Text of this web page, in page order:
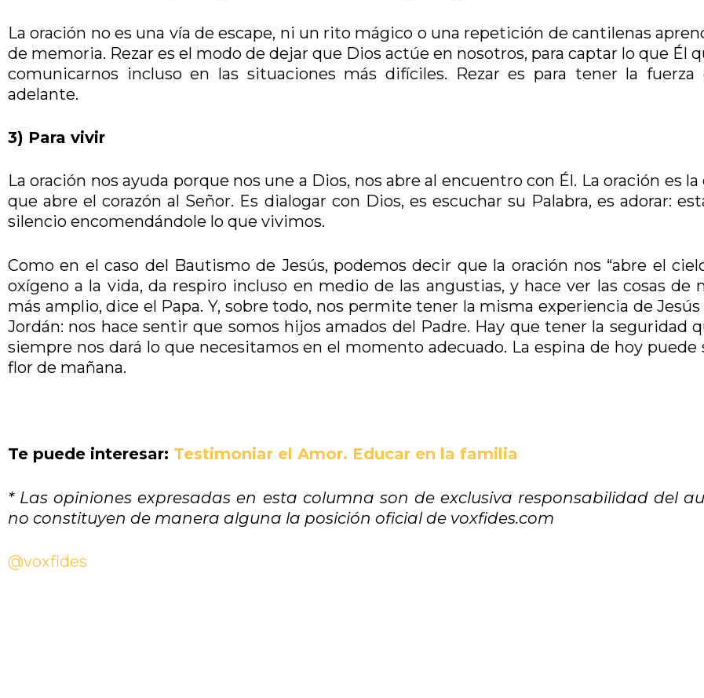
La oración no es una vía de escape, ni un rito mágico o una repetición de cantilenas
de memoria. Rezar es el modo de dejar que Dios actúe en nosotros, para captar lo que Él
comunicarnos incluso en las situaciones más difíciles. Rezar es para tener la fuerza
adelante.
3) Para vivir
La oración nos ayuda porque nos une a Dios, nos abre al encuentro con Él. La oración es la
que abre el corazón al Señor. Es dialogar con Dios, es escuchar su Palabra, es adorar:
silencio encomendándole lo que vivimos.
Como en el caso del Bautismo de Jesús, podemos decir que la oración nos “abre el
oxígeno a la vida, da respiro incluso en medio de las angustias, y hace ver las cosas de
más amplio, dice el Papa. Y, sobre todo, nos permite tener la misma experiencia de Jesús
Jordán: nos hace sentir que somos hijos amados del Padre. Hay que tener la seguridad
siempre nos dará lo que necesitamos en el momento adecuado. La espina de hoy puede
flor de mañana.
Te puede interesar: Testimoniar el Amor. Educar en la familia
* Las opiniones expresadas en esta columna son de exclusiva responsabilidad del
no constituyen de manera alguna la posición oficial de voxfides.com
@voxfides